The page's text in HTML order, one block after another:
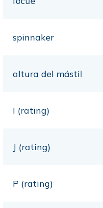
spinnaker
altura del mástil
I (rating)
J (rating)
P (rating)